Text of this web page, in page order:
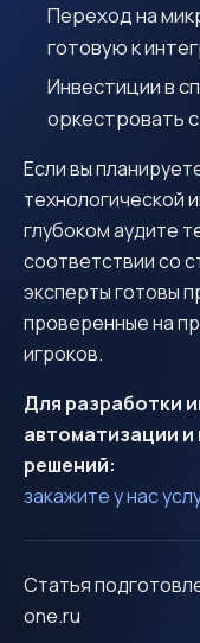
Переход на
готовую к
Инвестиции в
оркестровать
Если вы
технологической
глубоком аудите
соответствии со
эксперты готовы
проверенные на
игроков.
Для разработки
автоматизации
решений:
закажите у нас
Статья
one.ru